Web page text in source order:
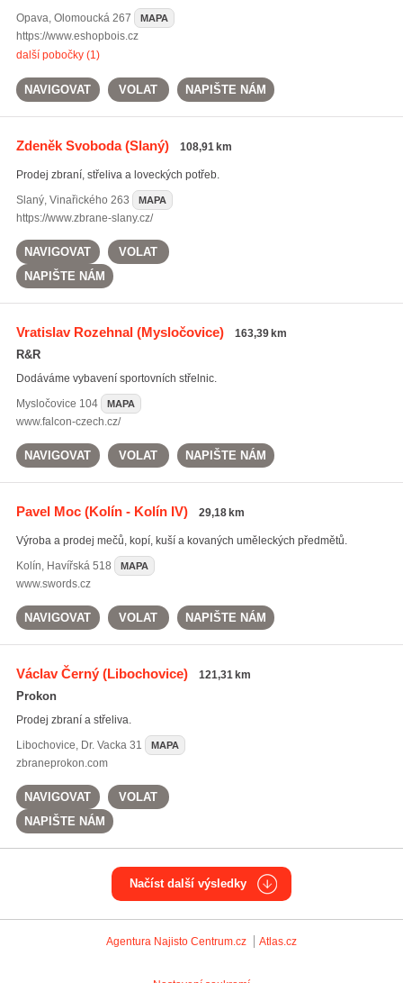
Opava, Olomoucká 267 MAPA
https://www.eshopbois.cz
další pobočky (1)
NAVIGOVAT VOLAT NAPIŠTE NÁM
Zdeněk Svoboda(Slaný) 108,91 km
Prodej zbraní, střeliva a loveckých potřeb.
Slaný, Vinařického 263 MAPA
https://www.zbrane-slany.cz/
NAVIGOVAT
VOLAT
NAPIŠTE NÁM
Vratislav Rozehnal(Mysločovice) 163,39 km
R&R
Dodáváme vybavení sportovních střelnic.
Mysločovice 104 MAPA
www.falcon-czech.cz/
NAVIGOVAT VOLAT NAPIŠTE NÁM
Pavel Moc(Kolín - Kolín IV) 29,18 km
Výroba a prodej mečů, kopí, kuší a kovaných uměleckých předmětů.
Kolín, Havířská 518 MAPA
www.swords.cz
NAVIGOVAT VOLAT NAPIŠTE NÁM
Václav Černý(Libochovice) 121,31 km
Prokon
Prodej zbraní a střeliva.
Libochovice, Dr. Vacka 31 MAPA
zbraneprokon.com
NAVIGOVAT
VOLAT
NAPIŠTE NÁM
Načíst další výsledky
Agentura Najisto Centrum.cz Atlas.cz